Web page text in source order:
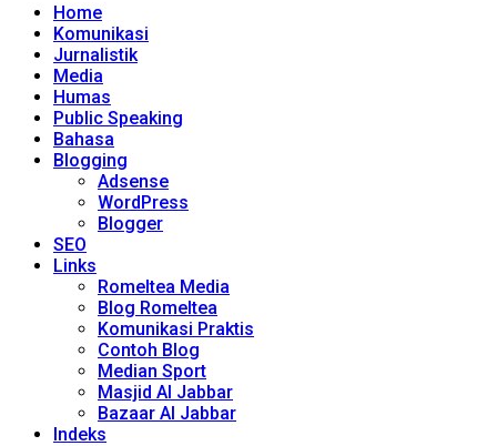
Home
Komunikasi
Jurnalistik
Media
Humas
Public Speaking
Bahasa
Blogging
Adsense
WordPress
Blogger
SEO
Links
Romeltea Media
Blog Romeltea
Komunikasi Praktis
Contoh Blog
Median Sport
Masjid Al Jabbar
Bazaar Al Jabbar
Indeks